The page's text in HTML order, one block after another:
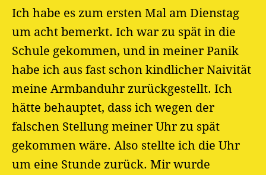
Ich habe es zum ersten Mal am Dienstag
um acht bemerkt. Ich war zu spät in die
Schule gekommen, und in meiner Panik
habe ich aus fast schon kindlicher Naivität
meine Armbanduhr zurückgestellt. Ich
hätte behauptet, dass ich wegen der
falschen Stellung meiner Uhr zu spät
gekommen wäre. Also stellte ich die Uhr
um eine Stunde zurück. Mir wurde